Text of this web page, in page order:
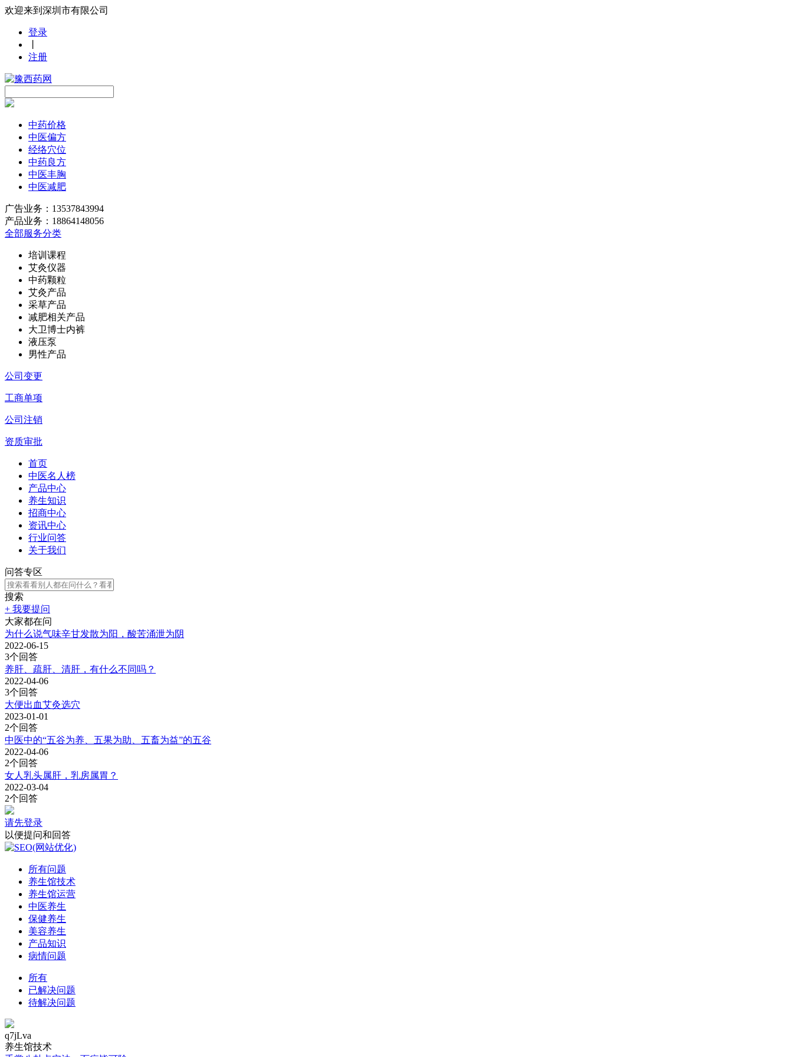
欢迎来到深圳市有限公司
登录
注册
中药价格
中医偏方
经络穴位
中药良方
中医丰胸
中医减肥
广告业务：13537843994
产品业务：18864148056
全部服务分类
培训课程
艾灸仪器
中药颗粒
艾灸产品
采草产品
减肥相关产品
大卫博士内裤
液压泵
男性产品
公司变更
工商单项
公司注销
资质审批
首页
中医名人榜
产品中心
养生知识
招商中心
资讯中心
行业问答
关于我们
问答专区
搜索
+ 我要提问
大家都在问
为什么说气味辛甘发散为阳，酸苦涌泄为阴
2022-06-15
3个回答
养肝、疏肝、清肝，有什么不同吗？
2022-04-06
3个回答
大便出血艾灸选穴
2023-01-01
2个回答
中医中的“五谷为养、五果为助、五畜为益”的五谷
2022-04-06
2个回答
女人乳头属肝，乳房属胃？
2022-03-04
2个回答
请先登录
以便提问和回答
所有问题
养生馆技术
养生馆运营
中医养生
保健养生
美容养生
产品知识
病情问题
所有
已解决问题
待解决问题
q7jLva
养生馆技术